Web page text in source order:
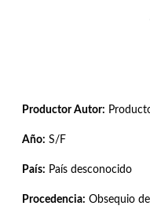
Productor Autor:
Año: S/F
País: País desconocido
Procedencia: Obsequio